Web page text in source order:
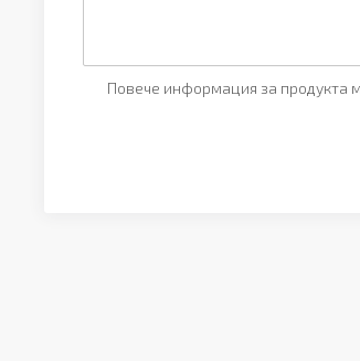
Повече информация за продукта